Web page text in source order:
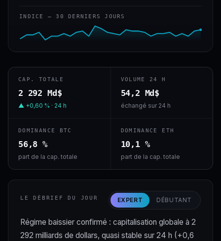
INDICE — 30 DERNIERS JOURS
CAP. TOTALE
2 292 Md$
▲ +0,60 % · 24 h
VOLUME 24 H
54,2 Md$
échangé sur 24 h
DOMINANCE BTC
56,8 %
part de la cap. totale
DOMINANCE ETH
10,1 %
part de la cap. totale
LE DÉBRIEF DU JOUR EXPERT DÉBUTANT
Régime baissier confirmé : capitalisation globale à 2
292 milliards de dollars, quasi stable sur 24 h (+0,6